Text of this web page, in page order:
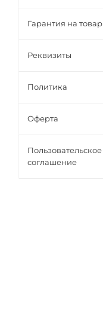
Гарантия на товар
Реквизиты
Политика
Оферта
Пользовательское
соглашение